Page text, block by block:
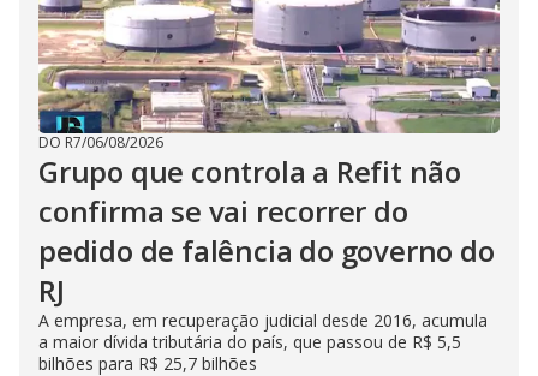
DO R7/06/08/2026
Grupo que controla a Refit não
confirma se vai recorrer do
pedido de falência do governo do
RJ
A empresa, em recuperação judicial desde 2016, acumula
a maior dívida tributária do país, que passou de R$ 5,5
bilhões para R$ 25,7 bilhões